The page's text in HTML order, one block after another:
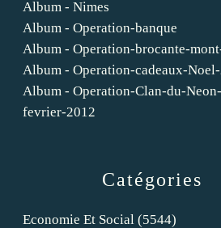
Catégories
Economie Et Social (5544)
Album - Nimes
Album - Operation-banque
Album - Operation-brocante-
Album - Operation-cadeaux-
Album - Operation-Clan-du-
fevrier-2012